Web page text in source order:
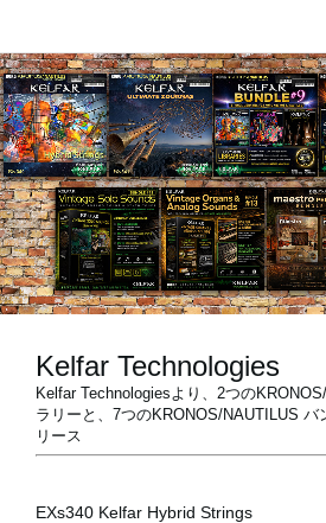
Events
Support
Store Locator
News
Social Media
Kelfar Technologies
Kelfar Technologiesより、2つの
ラリーと、7つのKRONOS/NAUTILUS バ
リース
EXs340 Kelfar Hybrid Strings